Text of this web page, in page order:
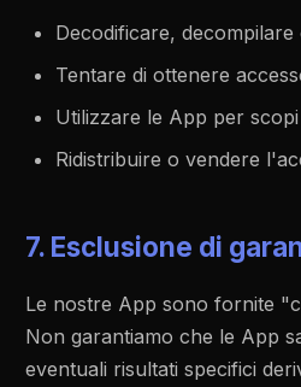
Decodificare,
Tentare di ottenere
Utilizzare le App per scopi
Ridistribuire o vendere
7. Esclusione di
Le nostre App sono fornite
Non garantiamo che le App
eventuali risultati specifici